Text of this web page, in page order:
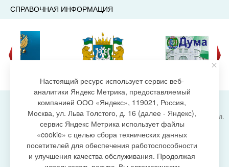
СПРАВОЧНАЯ ИНФОРМАЦИЯ
создание сайта
Администрация городского поселения Излучинск, ул.
Энергетиков, 6, пгт. Излучинск, Нижневартовский
район,
Ханты-Мансийский автономный округ-Югра
(Тюменская область), 628634
Сетевое изданиеhttps://www.gp-izluchinsk.ru
Настоящий ресурс использует сервис веб-
аналитики Яндекс Метрика, предоставляемый
компанией ООО «Яндекс», 119021, Россия,
Москва, ул. Льва Толстого, д. 16 (далее - Яндекс),
сервис Яндекс Метрика использует файлы
«cookie» с целью сбора технических данных
посетителей для обеспечения работоспособности
и улучшения качества обслуживания. Продолжая